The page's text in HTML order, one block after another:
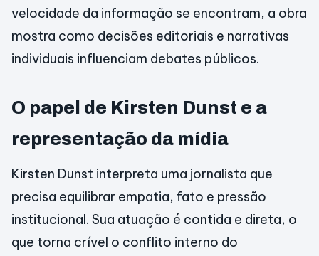
velocidade da informação se encontram, a obra
mostra como decisões editoriais e narrativas
individuais influenciam debates públicos.
O papel de Kirsten Dunst e a
representação da mídia
Kirsten Dunst interpreta uma jornalista que
precisa equilibrar empatia, fato e pressão
institucional. Sua atuação é contida e direta, o
que torna crível o conflito interno do